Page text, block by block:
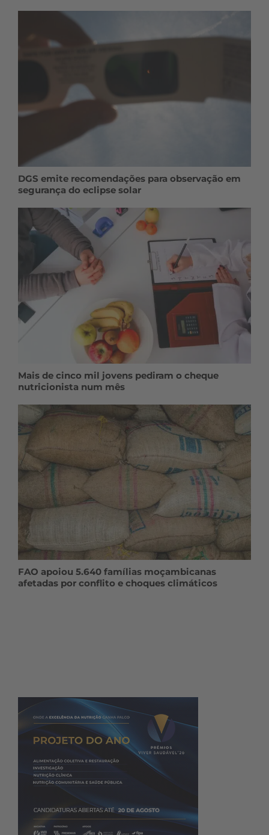
DGS emite recomendações para observação em
segurança do eclipse solar
Mais de cinco mil jovens pediram o cheque
nutricionista num mês
FAO apoiou 5.640 famílias moçambicanas
afetadas por conflito e choques climáticos